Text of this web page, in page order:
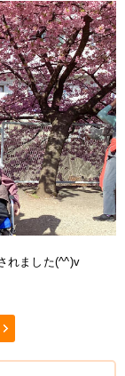
れました(^^)v